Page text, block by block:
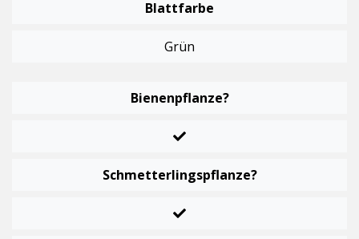
Blattfarbe
Grün
Bienenpflanze?
Schmetterlingspflanze?